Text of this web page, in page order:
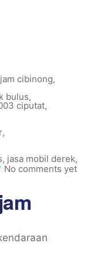
cibinong,
bulus,
ciputat,
,
, jasa mobil derek,
No comments yet